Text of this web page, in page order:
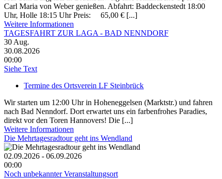
Carl Maria von Weber genießen. Abfahrt: Baddeckenstedt 18:00
Uhr, Holle 18:15 Uhr Preis: 65,00 € [...]
Weitere Informationen
TAGESFAHRT ZUR LAGA - BAD NENNDORF
30 Aug.
30.08.2026
00:00
Siehe Text
Termine des Ortsverein LF Steinbrück
Wir starten um 12:00 Uhr in Hoheneggelsen (Marktstr.) und fahren
nach Bad Nenndorf. Dort erwartet uns ein farbenfrohes Paradies,
direkt vor den Toren Hannovers! Die [...]
Weitere Informationen
Die Mehrtagesradtour geht ins Wendland
02.09.2026 - 06.09.2026
00:00
Noch unbekannter Veranstaltungsort